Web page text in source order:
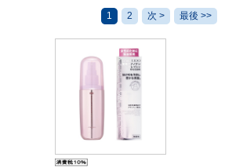
1 2 次 > 最後 >>